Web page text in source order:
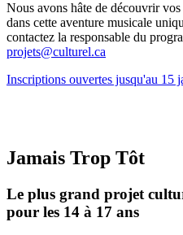
Nous avons hâte de découvrir
dans cette aventure musicale
contactez la responsable du
projets@culturel.ca
Inscriptions ouvertes jusqu'au 15
Jamais Trop Tôt
Le plus grand projet
pour les 14 à 17 ans